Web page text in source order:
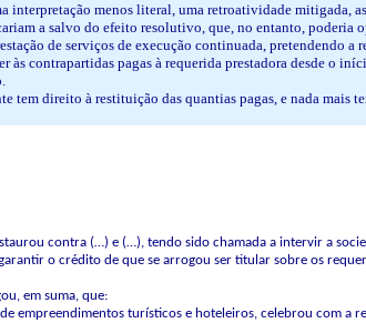
interpretação menos literal, uma retroatividade mitigada,
a salvo do efeito resolutivo, que, no entanto, poderia
de serviços de execução continuada, pretendendo
às contrapartidas pagas à requerida prestadora desde o
tem direito à restituição das quantias pagas, e nada
contra (…) e (…), tendo sido chamada a intervir a
o crédito de que se arrogou ser titular sobre os
em suma, que:
empreendimentos turísticos e hoteleiros, celebrou com